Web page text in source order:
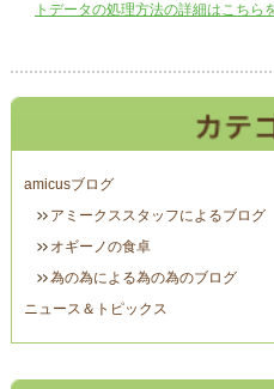
トデータの処理方法の詳細はこちら
amicusブログ
アミークススタッフによるブログ
オギーノの食卓
為の為による為の為のブログ
ニュース＆トピックス